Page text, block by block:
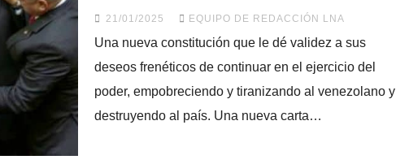
21/01/2025 EQUIPO DE REDACCIÓN LNA
Una nueva constitución que le dé validez a sus
deseos frenéticos de continuar en el ejercicio del
poder, empobreciendo y tiranizando al venezolano y
destruyendo al país. Una nueva carta…